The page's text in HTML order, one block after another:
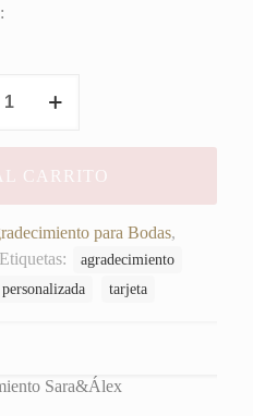
CARRITO
para Bodas,
Etiquetas:
agradecimiento
personalizada tarjeta
Sara&Álex